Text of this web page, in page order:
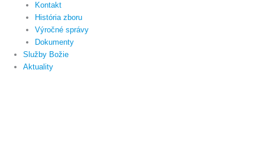
Kontakt
História zboru
Výročné správy
Dokumenty
Služby Božie
Aktuality